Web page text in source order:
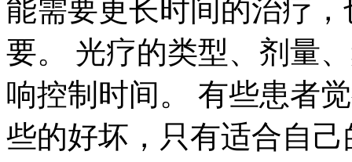
能需要更长时间的治疗
要。 光疗的类型、剂量
响控制时间。 有些患者
些的好坏，只有适合自